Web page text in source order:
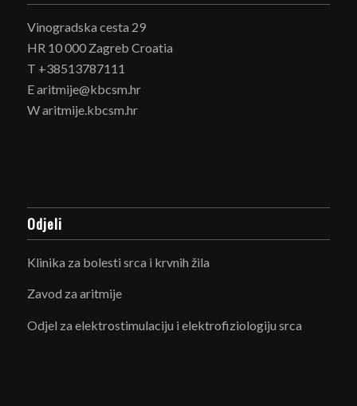
Vinogradska cesta 29
HR 10 000 Zagreb Croatia
T +38513787111
E aritmije@kbcsm.hr
W aritmije.kbcsm.hr
Odjeli
Klinika za bolesti srca i krvnih žila
Zavod za aritmije
Odjel za elektrostimulaciju i elektrofiziologiju srca